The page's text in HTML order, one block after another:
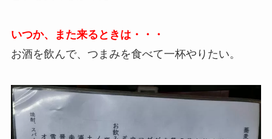
いつか、また来るときは・・・
お酒を飲んで、つまみを食べて一杯やりたい。